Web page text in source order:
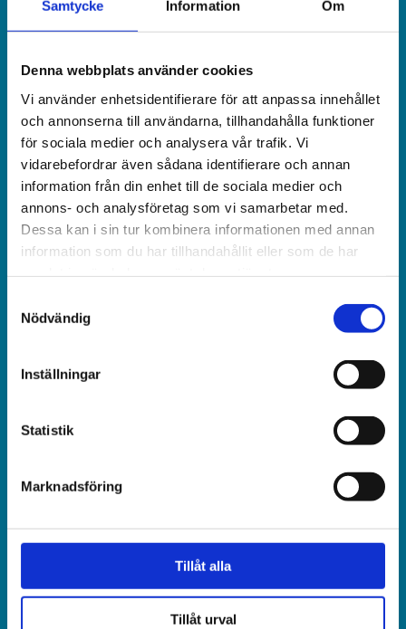
Samtycke Information Om
Denna webbplats använder cookies
Vi använder enhetsidentifierare för att anpassa innehållet
och annonserna till användarna, tillhandahålla funktioner
för sociala medier och analysera vår trafik. Vi
vidarebefordrar även sådana identifierare och annan
information från din enhet till de sociala medier och
annons- och analysföretag som vi samarbetar med.
Dessa kan i sin tur kombinera informationen med annan
information som du har tillhandahållit eller som de har
Nödvändig
Inställningar
Statistik
Marknadsföring
Tillåt alla
Tillåt urval
och obunden nyhets­­­tidning på kristen grund.
Ansvarig utgivare och chef­redaktör:
Jonas Adolfsson
© Världen idag AB
Växel:
(kl 10–12, 14–16)
Kundservice:
018-430 40 50
kundtjanst@varldenidag.se
Redaktionen:
Världen idag, Box 6015
550 06 Jönköping